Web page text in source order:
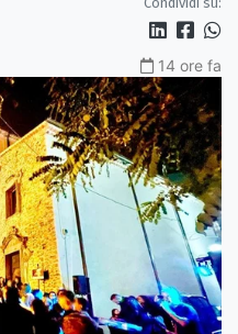
14 ore fa